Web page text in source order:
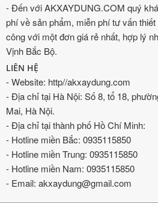
- Đến với AKXAYDUNG.COM quý
phí về sản phẩm, miễn phí tư vấn
công với một đơn giá rẻ nhất, hợp lý
Vịnh Bắc Bộ.
LIÊN HỆ
- Website: http//akxaydung.com
- Địa chỉ tại Hà Nội: Số 8, tổ 18,
Mai, Hà Nội.
- Địa chỉ tại thành phố Hồ Chí Minh:
- Hotline miền Bắc: 0935115850
- Hotline miền Trung: 0935115850
- Hotline miền Nam: 0935115850
- Email: akxaydung@gmail.com